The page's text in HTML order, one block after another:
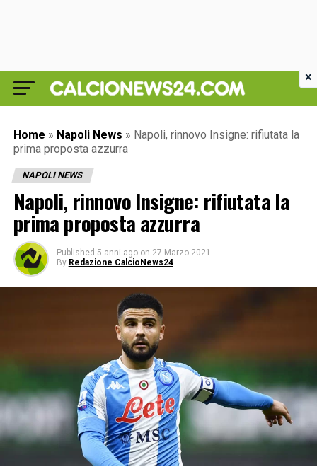
Home » Napoli News » Napoli, rinnovo Insigne: rifiutata la
prima proposta azzurra
NAPOLI NEWS
Napoli, rinnovo Insigne: rifiutata la
prima proposta azzurra
Published 5 anni ago on 27 Marzo 2021
By Redazione CalcioNews24
×